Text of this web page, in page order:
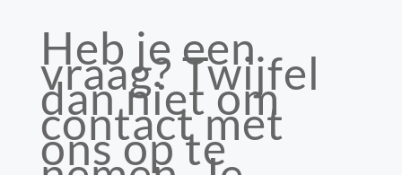
Heb je een
vraag? Twijfel
dan niet om
contact met
ons op te